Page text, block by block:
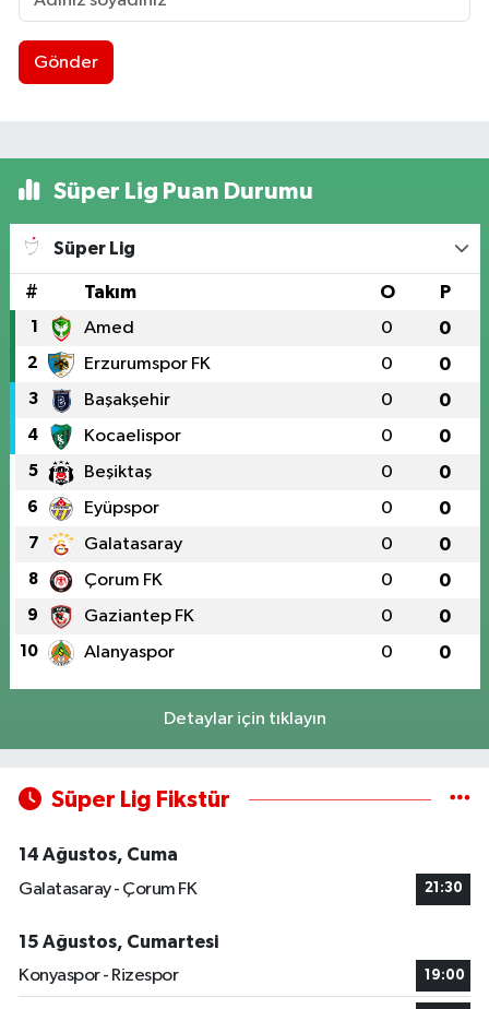
Gönder
Süper Lig Puan Durumu
Süper Lig
# Takım O P
1 Amed 0 0
2 Erzurumspor FK 0 0
3 Başakşehir 0 0
4 Kocaelispor 0 0
5 Beşiktaş 0 0
6 Eyüpspor 0 0
7 Galatasaray 0 0
8 Çorum FK 0 0
9 Gaziantep FK 0 0
10 Alanyaspor 0 0
Detaylar için tıklayın
Süper Lig Fikstür
14 Ağustos, Cuma
Galatasaray - Çorum FK
21:30
15 Ağustos, Cumartesi
Konyaspor - Rizespor
19:00